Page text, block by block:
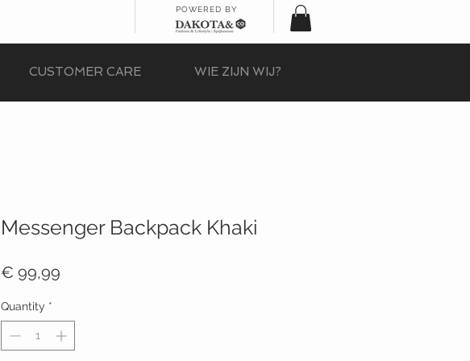
POWERED BY
CUSTOMER CARE WIE ZIJN WIJ?
Messenger Backpack Khaki
€ 99,99
Quantity *